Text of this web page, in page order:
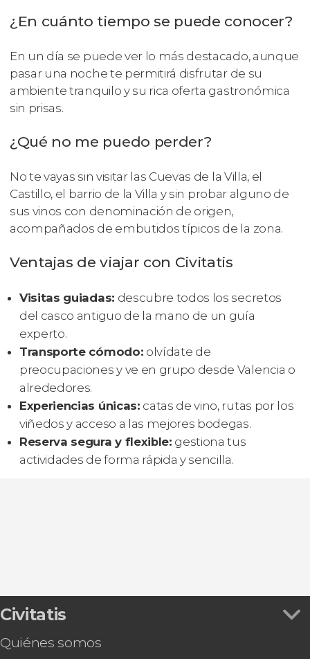
¿En cuánto tiempo se puede conocer?
En un día se puede ver lo más destacado, aunque
pasar una noche te permitirá disfrutar de su
ambiente tranquilo y su rica oferta gastronómica
sin prisas.
¿Qué no me puedo perder?
No te vayas sin visitar las Cuevas de la Villa, el
Castillo, el barrio de la Villa y sin probar alguno de
sus vinos con denominación de origen,
acompañados de embutidos típicos de la zona.
Ventajas de viajar con Civitatis
Visitas guiadas: descubre todos los secretos
del casco antiguo de la mano de un guía
experto.
Transporte cómodo: olvídate de
preocupaciones y ve en grupo desde Valencia o
alrededores.
Experiencias únicas: catas de vino, rutas por los
viñedos y acceso a las mejores bodegas.
Reserva segura y flexible: gestiona tus
actividades de forma rápida y sencilla.
Civitatis
Quiénes somos